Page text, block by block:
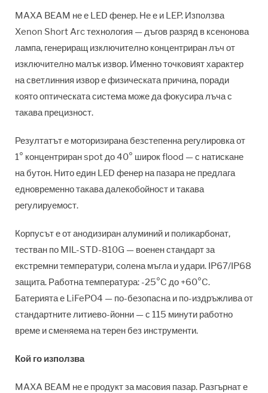
MAXA BEAM не е LED фенер. Не е и LEP. Използва
Xenon Short Arc технология — дъгов разряд в ксенонова
лампа, генериращ изключително концентриран лъч от
изключително малък извор. Именно точковият характер
на светлинния извор е физическата причина, поради
която оптическата система може да фокусира лъча с
такава прецизност.
Резултатът е моторизирана безстепенна регулировка от
1° концентриран spot до 40° широк flood — с натискане
на бутон. Нито един LED фенер на пазара не предлага
едновременно такава далекобойност и такава
регулируемост.
Корпусът е от анодизиран алуминий и поликарбонат,
тестван по MIL-STD-810G — военен стандарт за
екстремни температури, солена мъгла и удари. IP67/IP68
защита. Работна температура: -25°C до +60°C.
Батерията е LiFePO4 — по-безопасна и по-издръжлива от
стандартните литиево-йонни — с 115 минути работно
време и сменяема на терен без инструменти.
Кой го използва
MAXA BEAM не е продукт за масовия пазар. Разгърнат е